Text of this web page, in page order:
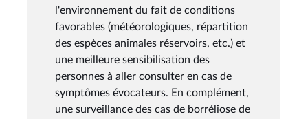
l'environnement du fait de conditions
favorables (météorologiques, répartition
des espèces animales réservoirs, etc.) et
une meilleure sensibilisation des
personnes à aller consulter en cas de
symptômes évocateurs. En complément,
une surveillance des cas de borréliose de